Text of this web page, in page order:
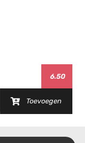
6.50
Toevoegen